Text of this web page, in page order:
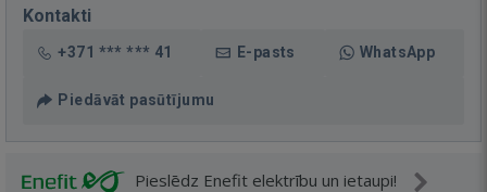
Kontakti
+371 *** *** 41 E-pasts WhatsApp
Piedāvāt pasūtījumu
Pieslēdz Enefit elektrību un ietaupi!